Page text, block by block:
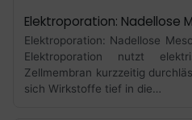
Elektroporation: Nadellose
Elektroporation: Nadellose
Elektroporation nutzt
Zellmembran kurzzeitig
sich Wirkstoffe tief in die…